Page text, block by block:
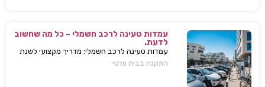
עמדות טעינה לרכב חשמלי – כל מה שחשוב
לדעת.
עמדות טעינה לרכב חשמלי: מדריך מקצועי לשנת
2025. בחירת עמדת טעינה, התקנה בבית או
בבניין, שיקולים, טיפים, ומענה על כל השאלות
התקנה בבית פרטי